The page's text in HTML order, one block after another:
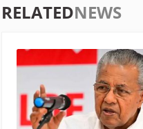
RELATEDNEWS